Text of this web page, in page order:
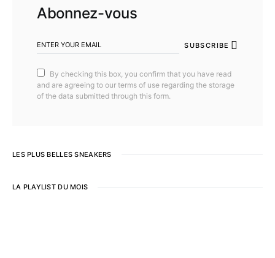
Abonnez-vous
SUBSCRIBE
By checking this box, you confirm that you have read
and are agreeing to our terms of use regarding the storage
of the data submitted through this form.
LES PLUS BELLES SNEAKERS
LA PLAYLIST DU MOIS